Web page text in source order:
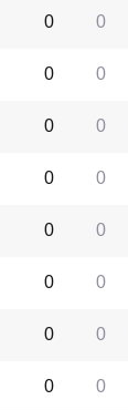
0
0
0
0
0
0
0
0
0
0
0
0
0
0
0
0